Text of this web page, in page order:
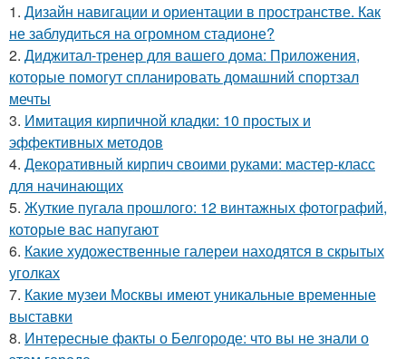
1. Дизайн навигации и ориентации в пространстве. Как
не заблудиться на огромном стадионе?
2. Диджитал-тренер для вашего дома: Приложения,
которые помогут спланировать домашний спортзал
мечты
3. Имитация кирпичной кладки: 10 простых и
эффективных методов
4. Декоративный кирпич своими руками: мастер-класс
для начинающих
5. Жуткие пугала прошлого: 12 винтажных фотографий,
которые вас напугают
6. Какие художественные галереи находятся в скрытых
уголках
7. Какие музеи Москвы имеют уникальные временные
выставки
8. Интересные факты о Белгороде: что вы не знали о